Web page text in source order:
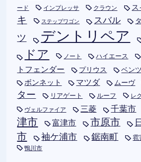
ード
インプレッサ クラウン ス
キ
ステップワゴン スバル
ツ
デントリペア
ドア
ノート ハイエース
トフェンダー
プリウス ベンツ
ボンネット マツダ ムーヴ
ター
リアゲート ルーフ レ
ヴェルファイア 三菱 千葉市
津市
富津市 市原市
市
袖ケ浦市 鋸南町 雹
鴨川市